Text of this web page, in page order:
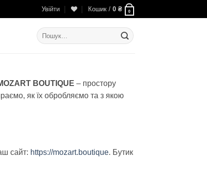
Увійти Кошик / 0 ₴ 0
Шукати:
BOUTIQUE – простору
як їх обробляємо та з якою
сайт: https://mozart.boutique. Бутик